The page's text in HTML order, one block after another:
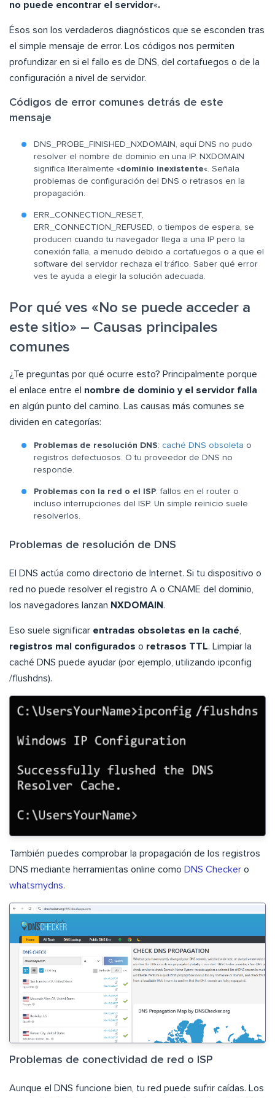
no puede encontrar el servidor«.
Ésos son los verdaderos diagnósticos que se esconden tras
el simple mensaje de error. Los códigos nos permiten
profundizar en si el fallo es de DNS, del cortafuegos o de la
configuración a nivel de servidor.
Códigos de error comunes detrás de este
mensaje
DNS_PROBE_FINISHED_NXDOMAIN, aquí DNS no pudo
resolver el nombre de dominio en una IP. NXDOMAIN
significa literalmente «dominio inexistente«. Señala
problemas de configuración del DNS o retrasos en la
propagación.
ERR_CONNECTION_RESET,
ERR_CONNECTION_REFUSED, o tiempos de espera, se
producen cuando tu navegador llega a una IP pero la
conexión falla, a menudo debido a cortafuegos o a que el
software del servidor rechaza el tráfico. Saber qué error
ves te ayuda a elegir la solución adecuada.
Por qué ves «No se puede acceder a
este sitio» – Causas principales
comunes
¿Te preguntas por qué ocurre esto? Principalmente porque
el enlace entre el nombre de dominio y el servidor falla
en algún punto del camino. Las causas más comunes se
dividen en categorías:
Problemas de resolución DNS: caché DNS obsoleta o
registros defectuosos. O tu proveedor de DNS no
responde.
Problemas con la red o el ISP: fallos en el router o
incluso interrupciones del ISP. Un simple reinicio suele
resolverlos.
Problemas de resolución de DNS
El DNS actúa como directorio de Internet. Si tu dispositivo o
red no puede resolver el registro A o CNAME del dominio,
los navegadores lanzan NXDOMAIN .
Eso suele significar entradas obsoletas en la caché
registros mal configurados o retrasos TTL. Limpiar la
caché DNS puede ayudar (por ejemplo, utilizando ipconfig
/flushdns).
También puedes comprobar la propagación de los registros
DNS mediante herramientas online como DNS Checker o
whatsmydns.
Problemas de conectividad de red o ISP
Aunque el DNS funcione bien, tu red puede sufrir caídas. Los